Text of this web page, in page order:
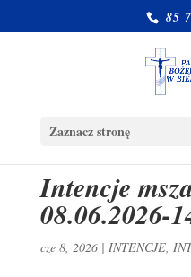
85
Zaznacz stronę
Intencje
08.06.2026-
cze 8, 2026| INTENCJE,